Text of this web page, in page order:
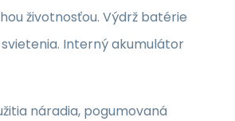
životnosťou. Výdrž batérie
Interný akumulátor
náradia, pogumovaná